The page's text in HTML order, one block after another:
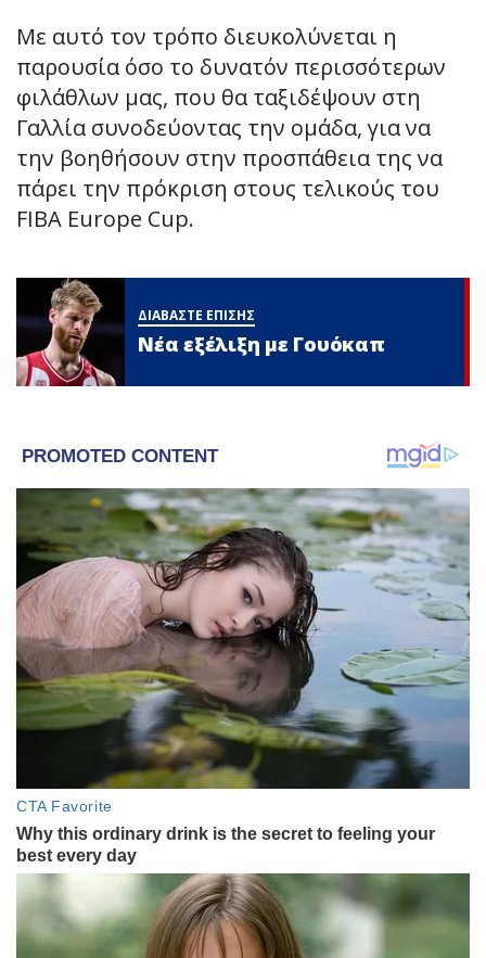
Με αυτό τον τρόπο διευκολύνεται η
παρουσία όσο το δυνατόν περισσότερων
φιλάθλων μας, που θα ταξιδέψουν στη
Γαλλία συνοδεύοντας την ομάδα, για να
την βοηθήσουν στην προσπάθεια της να
πάρει την πρόκριση στους τελικούς του
FIBA Europe Cup.
ΔΙΑΒΑΣΤΕ ΕΠΙΣΗΣ
Νέα εξέλιξη με Γουόκαπ